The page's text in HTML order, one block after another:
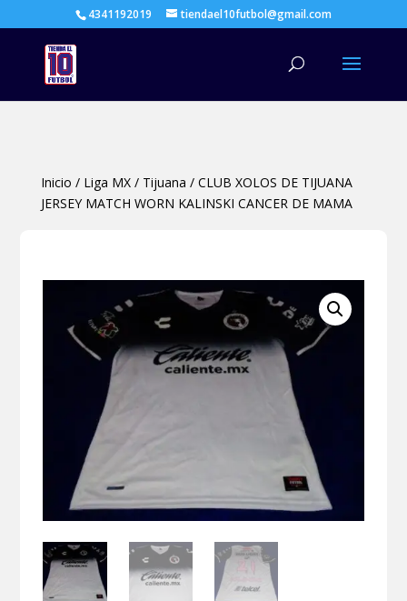
4341192019 tiendael10futbol@gmail.com
Inicio / Liga MX/ Tijuana / CLUB XOLOS DE TIJUANA
JERSEY MATCH WORN KALINSKI CANCER DE MAMA